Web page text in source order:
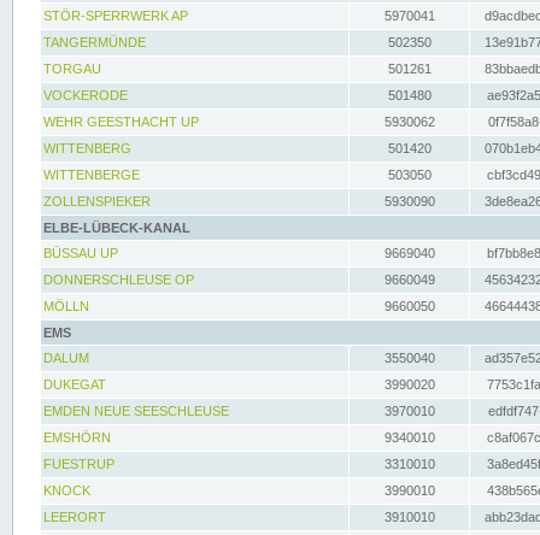
STÖR-SPERRWERK AP 5970041
TANGERMÜNDE
502350
TORGAU
501261
VOCKERODE
501480
WEHR GEESTHACHT UP
5930062
WITTENBERG
501420
WITTENBERGE
503050
ZOLLENSPIEKER
5930090
ELBE-LÜBECK-KANAL
BÜSSAU UP
9669040
DONNERSCHLEUSE OP
9660049
MÖLLN
9660050
EMS
DALUM
3550040
DUKEGAT
3990020
EMDEN NEUE SEESCHLEUSE
3970010
EMSHÖRN
9340010
FUESTRUP
3310010
KNOCK
3990010
LEERORT
3910010